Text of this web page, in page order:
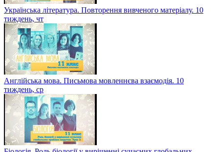
Українська література. Повторення вивченого матеріалу. 10
тиждень, чт
Англійська мова. Письмова мовленнєва взаємодія. 10
тиждень, ср